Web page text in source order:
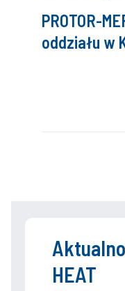
PROTOR-
oddziału w
HEAT